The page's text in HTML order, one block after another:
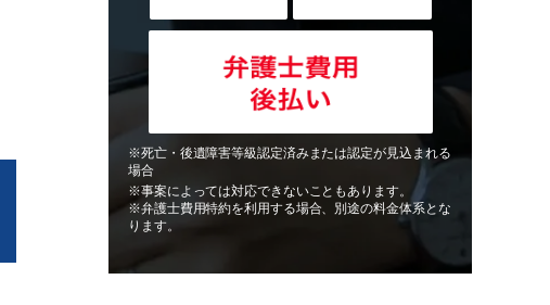
※死亡・後遺障害等級認定済みまたは認定が見込まれる
場合
※事案によっては対応できないこともあります。
※弁護士費用特約を利用する場合、別途の料金体系とな
ります。